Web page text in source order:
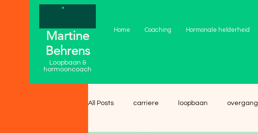
Martine
Behrens
Loopbaan &
hormooncoach
Home Coaching Hormonale helderheid
All Posts carriere loopbaan overgang